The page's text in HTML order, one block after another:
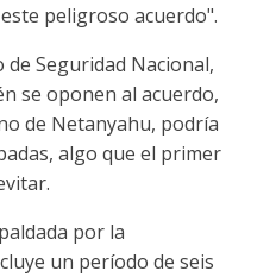
peligroso acuerdo".
Seguridad Nacional,
se oponen al acuerdo,
de Netanyahu, podría
algo que el primer
por la
un período de seis